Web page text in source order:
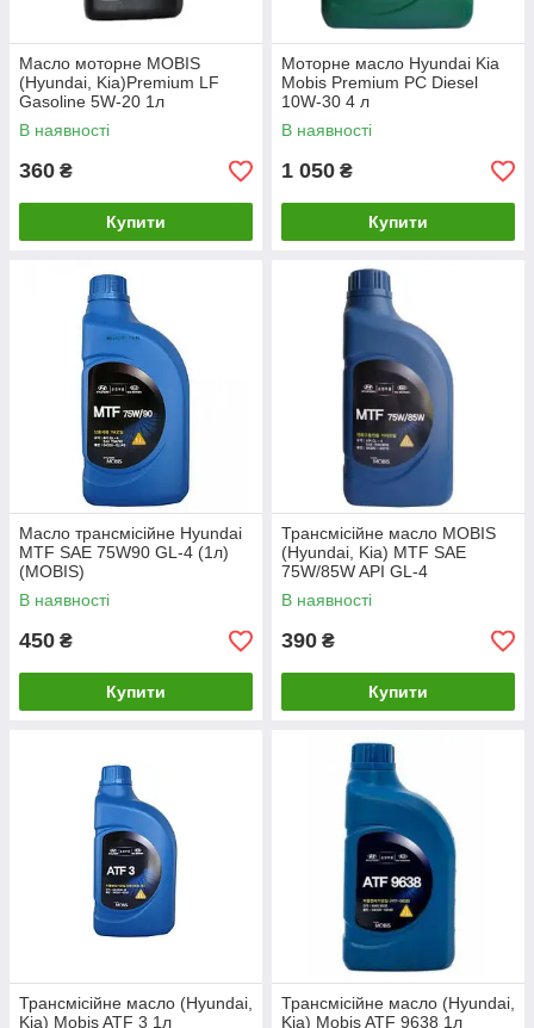
Масло моторне MOBIS
(Hyundai, Kia)Premium LF
Gasoline 5W-20 1л
В наявності
360 ₴
Купити
Моторне масло Hyundai Kia
Mobis Premium PC Diesel
10W-30 4 л
В наявності
1 050 ₴
Купити
Масло трансмісійне Hyundai
MTF SAE 75W90 GL-4 (1л)
(MOBIS)
В наявності
450 ₴
Купити
Трансмісійне масло MOBIS
(Hyundai, Kia) MTF SAE
75W/85W API GL-4
В наявності
390 ₴
Купити
Трансмісійне масло (Hyundai,
Kia) Mobis ATF 3 1л
Трансмісійне масло (Hyundai,
Kia) Mobis ATF 9638 1л